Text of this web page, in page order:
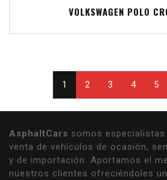
VOLKSWAGEN POLO
1 2 3 4 5
AsphaltCars somos
venta de vehículos de ocasión,
y de importación. Aportamos el
nuestros clientes ofreciéndoles